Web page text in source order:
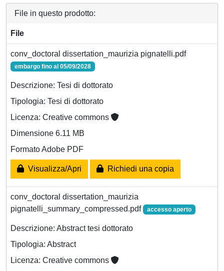
File in questo prodotto:
File
conv_doctoral dissertation_maurizia pignatelli.pdf
embargo fino al 05/09/2028
Descrizione: Tesi di dottorato
Tipologia: Tesi di dottorato
Licenza: Creative commons
Dimensione 6.11 MB
Formato Adobe PDF
Visualizza/Apri Richiedi una copia
conv_doctoral dissertation_maurizia
pignatelli_summary_compressed.pdf
accesso aperto
Descrizione: Abstract tesi dottorato
Tipologia: Abstract
Licenza: Creative commons